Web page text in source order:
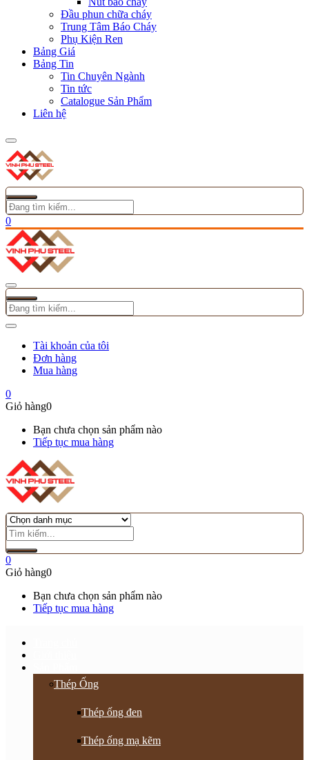
Đầu phun chữa cháy
Trung Tâm Báo Cháy
Phụ Kiện Ren
Bảng Giá
Bảng Tin
Tin Chuyên Ngành
Tin tức
Catalogue Sản Phẩm
Liên hệ
0
Tài khoản của tôi
Đơn hàng
Mua hàng
0
Giỏ hàng0
Bạn chưa chọn sản phẩm nào
Tiếp tục mua hàng
0
Giỏ hàng0
Bạn chưa chọn sản phẩm nào
Tiếp tục mua hàng
Thép Ống
Thép ống đen
Thép ống mạ kẽm